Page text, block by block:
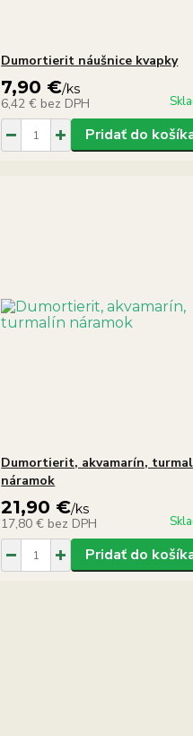
Dumortierit náušnice kvapky
7,90 €/ks
6,42 € bez DPH
Pridať do
Dumortierit, akvamarín,
náramok
21,90 €/ks
17,80 € bez DPH
Pridať do